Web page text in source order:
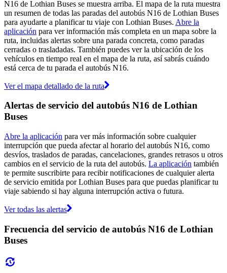
N16 de Lothian Buses se muestra arriba. El mapa de la ruta muestra
un resumen de todas las paradas del autobús N16 de Lothian Buses
para ayudarte a planificar tu viaje con Lothian Buses. Abre la
aplicación para ver información más completa en un mapa sobre la
ruta, incluidas alertas sobre una parada concreta, como paradas
cerradas o trasladadas. También puedes ver la ubicación de los
vehículos en tiempo real en el mapa de la ruta, así sabrás cuándo
está cerca de tu parada el autobús N16.
Ver el mapa detallado de la ruta
Alertas de servicio del autobús N16 de Lothian
Buses
Abre la aplicación para ver más información sobre cualquier
interrupción que pueda afectar al horario del autobús N16, como
desvíos, traslados de paradas, cancelaciones, grandes retrasos u otros
cambios en el servicio de la ruta del autobús. La aplicación también
te permite suscribirte para recibir notificaciones de cualquier alerta
de servicio emitida por Lothian Buses para que puedas planificar tu
viaje sabiendo si hay alguna interrupción activa o futura.
Ver todas las alertas
Frecuencia del servicio de autobús N16 de Lothian
Buses